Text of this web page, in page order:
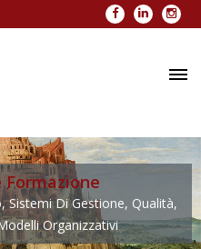
Facebook
LinkedIn
Formazione
Sistemi Di Gestione, Qualità,
Organizzativi